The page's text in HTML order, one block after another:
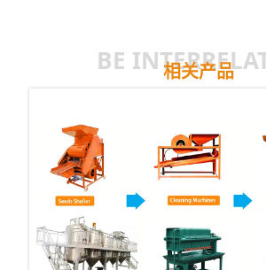
相关产品
BE